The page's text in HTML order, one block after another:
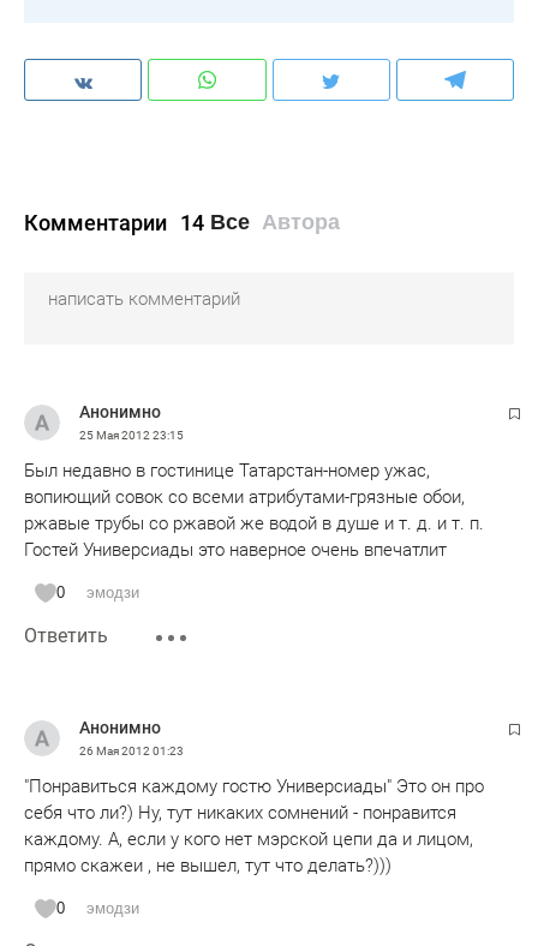
Комментарии 14 Все Автора
Анонимно
25 Мая 2012 23:15
Был недавно в гостинице Татарстан-номер ужас,
вопиющий совок со всеми атрибутами-грязные обои,
ржавые трубы со ржавой же водой в душе и т. д. и т. п.
Гостей Универсиады это наверное очень впечатлит
0 эмодзи
Ответить
Анонимно
26 Мая 2012 01:23
"Понравиться каждому гостю Универсиады" Это он про
себя что ли?) Ну, тут никаких сомнений - понравится
каждому. А, если у кого нет мэрской цепи да и лицом,
прямо скажеи , не вышел, тут что делать?)))
0 эмодзи